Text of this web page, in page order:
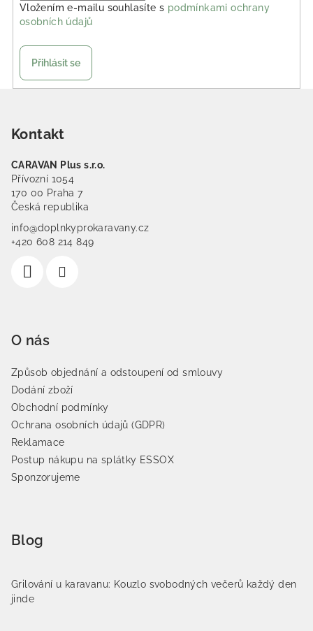
Vložením e-mailu souhlasíte s podmínkami ochrany
osobních údajů
Přihlásit se
Kontakt
CARAVAN Plus s.r.o.
Přívozní 1054
170 00 Praha 7
Česká republika
info@doplnkyprokaravany.cz
+420 608 214 849
O nás
Způsob objednání a odstoupení od smlouvy
Dodání zboží
Obchodní podmínky
Ochrana osobních údajů (GDPR)
Reklamace
Postup nákupu na splátky ESSOX
Sponzorujeme
Blog
Grilování u karavanu: Kouzlo svobodných večerů každý den
jinde